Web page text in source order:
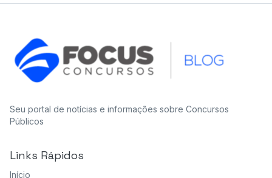
Seu portal de notícias e informações sobre Concursos
Públicos
Links Rápidos
Início